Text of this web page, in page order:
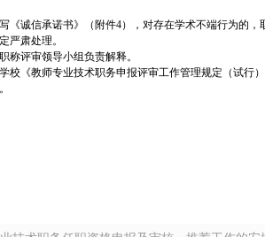
《诚信承诺书》（附件4），对存在学术不端行为的
严肃处理。
称评审领导小组负责解释。
校《教师专业技术职务申报评审工作管理规定（试行